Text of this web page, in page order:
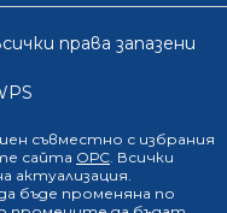
права запазени
съвместно с избрания
сайта ОРС. Всички
актуализация.
бъде променяна по